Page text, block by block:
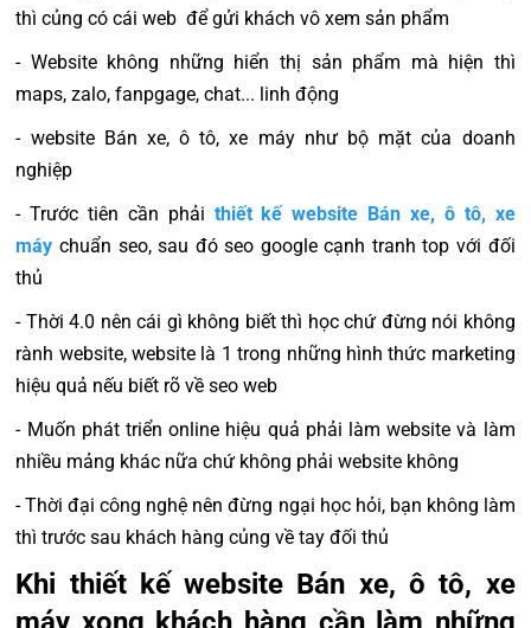
thì củng có cái web để gửi khách vô xem sản phẩm
- Website không những hiển thị sản phẩm mà hiện thì
maps, zalo, fanpgage, chat... linh động
- website Bán xe, ô tô, xe máy như bộ mặt của doanh
nghiệp
- Trước tiên cần phải thiết kế website Bán xe, ô tô, xe
máy chuẩn seo, sau đó seo google cạnh tranh top với đối
thủ
- Thời 4.0 nên cái gì không biết thì học chứ đừng nói không
rành website, website là 1 trong những hình thức marketing
hiệu quả nếu biết rõ về seo web
- Muốn phát triển online hiệu quả phải làm website và làm
nhiều mảng khác nữa chứ không phải website không
- Thời đại công nghệ nên đừng ngại học hỏi, bạn không làm
thì trước sau khách hàng củng về tay đối thủ
Khi thiết kế website Bán xe, ô tô, xe